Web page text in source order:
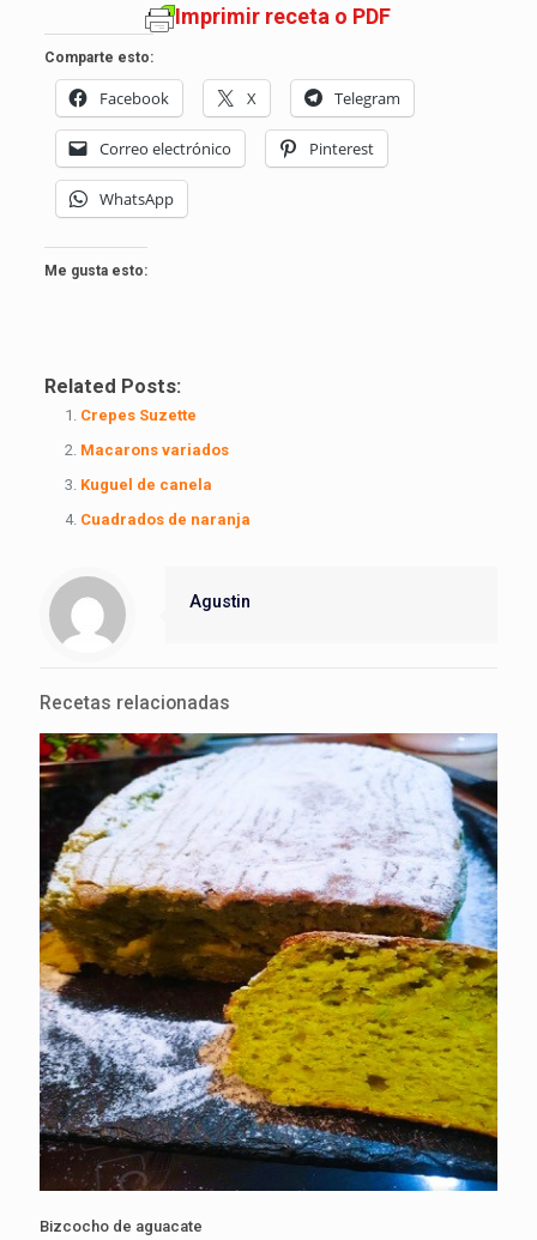
Imprimir receta o PDF
Comparte esto:
Facebook X Telegram
Correo electrónico Pinterest
WhatsApp
Me gusta esto:
Related Posts:
Crepes Suzette
Macarons variados
Kuguel de canela
Cuadrados de naranja
Agustin
Recetas relacionadas
Bizcocho de aguacate